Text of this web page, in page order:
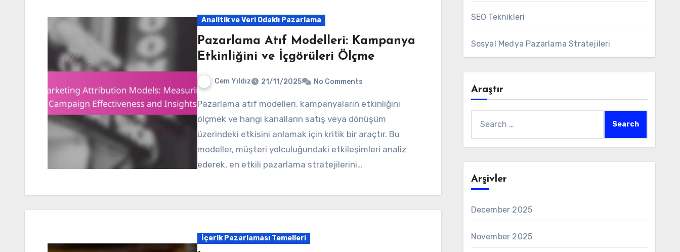
Analitik ve Veri Odaklı Pazarlama
Pazarlama Atıf Modelleri: Kampanya
Etkinliğini ve İçgörüleri Ölçme
Cem Yıldız 21/11/2025 No Comments
Pazarlama atıf modelleri, kampanyaların etkinliğini
ölçmek ve hangi kanalların satış veya dönüşüm
üzerindeki etkisini anlamak için kritik bir araçtır. Bu
modeller, müşteri yolculuğundaki etkileşimleri analiz
ederek, en etkili pazarlama stratejilerini…
İçerik Pazarlaması Temelleri
SEO Teknikleri
Sosyal Medya Pazarlama Stratejileri
Araştır
for:
Arşivler
December 2025
November 2025